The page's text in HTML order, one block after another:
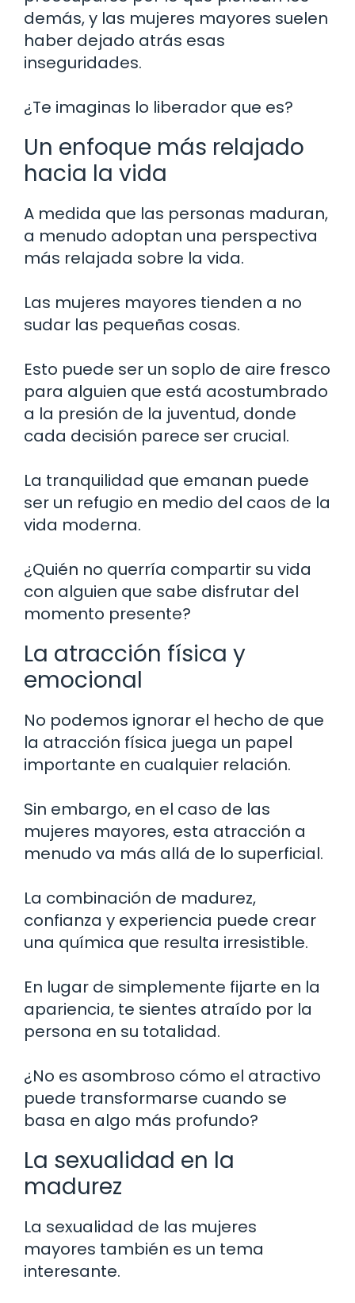
demás, y las mujeres mayores suelen
haber dejado atrás esas
inseguridades.
¿Te imaginas lo liberador que es?
Un enfoque más relajado
hacia la vida
A medida que las personas maduran,
a menudo adoptan una perspectiva
más relajada sobre la vida.
Las mujeres mayores tienden a no
sudar las pequeñas cosas.
Esto puede ser un soplo de aire fresco
para alguien que está acostumbrado
a la presión de la juventud, donde
cada decisión parece ser crucial.
La tranquilidad que emanan puede
ser un refugio en medio del caos de la
vida moderna.
¿Quién no querría compartir su vida
con alguien que sabe disfrutar del
momento presente?
La atracción física y
emocional
No podemos ignorar el hecho de que
la atracción física juega un papel
importante en cualquier relación.
Sin embargo, en el caso de las
mujeres mayores, esta atracción a
menudo va más allá de lo superficial.
La combinación de madurez,
confianza y experiencia puede crear
una química que resulta irresistible.
En lugar de simplemente fijarte en la
apariencia, te sientes atraído por la
persona en su totalidad.
¿No es asombroso cómo el atractivo
puede transformarse cuando se
basa en algo más profundo?
La sexualidad en la
madurez
La sexualidad de las mujeres
mayores también es un tema
interesante.